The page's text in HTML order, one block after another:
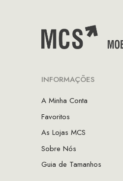
INFORMAÇÕES
A Minha Conta
Favoritos
As Lojas MCS
Sobre Nós
Guia de Tamanhos